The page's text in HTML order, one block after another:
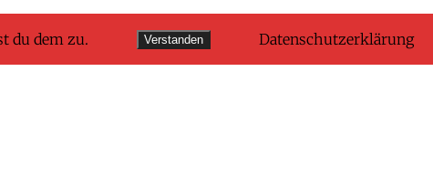
du dem zu. Verstanden Datenschutzerklärung